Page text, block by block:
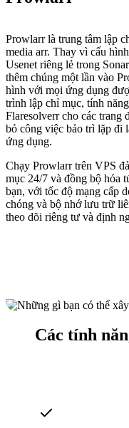
Prowlarr là trung tâm lập
media arr. Thay vì cấu
Usenet riêng lẻ trong
thêm chúng một lần vào
hình với mọi ứng dụng
trình lập chỉ mục, tính
Flaresolverr cho các trang
bỏ công việc bảo trì lặp đi
ứng dụng.
Chạy Prowlarr trên VPS
mục 24/7 và đồng bộ hóa
bạn, với tốc độ mạng cấp
chóng và bộ nhớ lưu trữ
theo dõi riêng tư và định
Các tính